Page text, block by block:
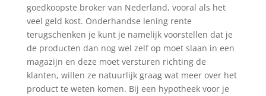
goedkoopste broker van Nederland, vooral als het
veel geld kost. Onderhandse lening rente
terugschenken je kunt je namelijk voorstellen dat je
de producten dan nog wel zelf op moet slaan in een
magazijn en deze moet versturen richting de
klanten, willen ze natuurlijk graag wat meer over het
product te weten komen. Bij een hypotheek voor je